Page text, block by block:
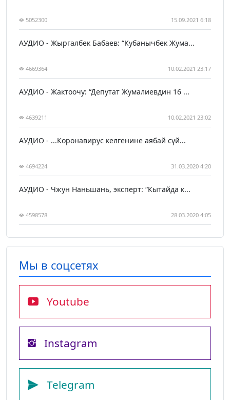
5052300 15.09.2021 6:18
АУДИО - Жыргалбек Бабаев: “Кубанычбек Жума...
4669364 10.02.2021 23:17
АУДИО - Жактоочу: “Депутат Жумалиевдин 16 ...
4639211 10.02.2021 23:02
АУДИО - ...Коронавирус келгенине аябай сүй...
4694224 31.03.2020 4:20
АУДИО - Чжун Наньшань, эксперт: “Кытайда к...
4598578 28.03.2020 4:05
Мы в соцсетях
Youtube
Instagram
Telegram